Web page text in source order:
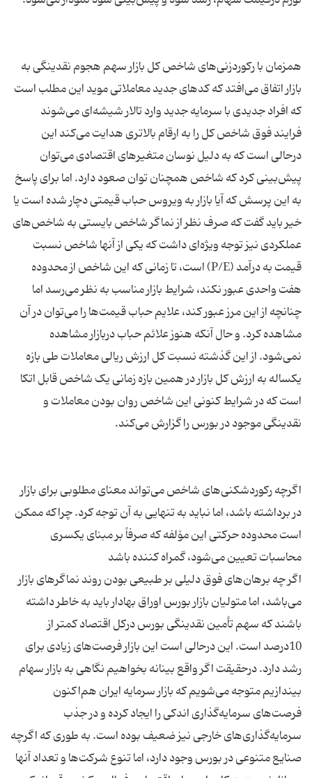
همزمان با رکورد‌زنی‌های شاخص کل بازار سهم هجوم نقدینگی به
بازار اتفاق می‌افتد که کدهای جدید معاملاتی موید این مطلب است
فرایند فوق شاخص کل را به ارقام بالاتری هدایت می‌کند این
درحالی است که به دلیل نوسان متغیر‌های اقتصادی می‌توان
پیش‌بینی کرد که شاخص همچنان توان صعود دارد. اما برای پاسخ
به این پرسش که آیا بازار به ویروس حباب قیمتی دچار شده است یا
خیر باید گفت که صرف‌ نظر از نماگر شاخص بایستی به شاخص‌های
عملکردی نیز توجه ویژه‌ای داشت که یکی از آنها شاخص نسبت
قیمت به درآمد‌ (P/E) است، تا زمانی که این شاخص از محدوده
هفت واحدی عبور نکند، شرایط بازار مناسب به نظر می‌رسد اما
چنانچه از این مرز عبور کند، علایم حباب قیمت‌ها را می‌توان در آن
مشاهده کرد. و حال آنکه هنوز علائم حباب دربازار مشاهده
نمی‌شود. از این گذشته نسبت کل ارزش ریالی معاملات طی بازه
یکساله به ارزش کل بازار در همین بازه زمانی یک شاخص قابل اتکا
است که در شرایط کنونی این شاخص روان بودن معاملات و
اگرچه رکورد‌شکنی‌های شاخص می‌تواند معنای مطلوبی برای بازار
در برداشته باشد، اما نباید به تنهایی به آن توجه کرد. چراکه ممکن
است محدوده حرکتی این مۆلفه که صرفاً بر مبنای یکسری
اگر چه برهان‌های فوق دلیلی بر طبیعی بودن روند نماگر‌های بازار
می‌باشد، اما متولیان بازار بورس اوراق بهادار باید به خاطر داشته
باشند که سهم تأمین نقدینگی بورس درکل اقتصاد کمتر از
10درصد است. این درحالی است این بازار فرصت‌های زیادی برای
رشد دارد. درحقیقت اگر واقع بینانه بخواهیم نگاهی به بازار سهام
بیندازیم متوجه می‌شویم که بازار سرمایه ایران هم‌اکنون
فرصت‌های سرمایه‌گذاری اندکی را ایجاد کرده و در جذب
سرمایه‌گذاری‌های خارجی نیز ضعیف بوده است. به طوری که اگرچه
صنایع متنوعی در بورس وجود دارد، اما تنوع شرکت‌ها و تعداد آنها